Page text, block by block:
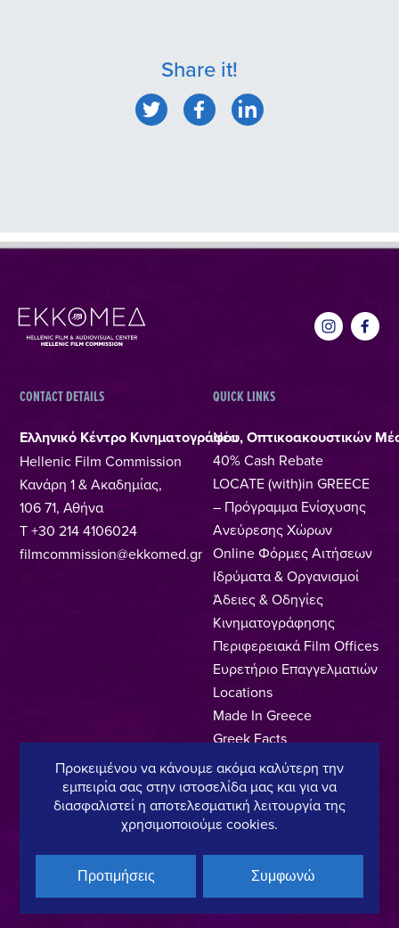
Share it!
CONTACT DETAILS
Ελληνικό Κέντρο Κινηματογράφου, Οπτικοακουστικών
Hellenic Film Commission
Κανάρη 1 & Ακαδημίας,
106 71, Αθήνα
T +30 214 4106024
filmcommission@ekkomed.gr
QUICK LINKS
Νέα
40% Cash Rebate
LOCATE (with)in GREECE
– Πρόγραμμα Ενίσχυσης
Ανεύρεσης Χώρων
Online Φόρμες Αιτήσεων
Ιδρύματα & Οργανισμοί
Άδειες & Οδηγίες
Κινηματογράφησης
Περιφερειακά Film Offices
Ευρετήριο Επαγγελματιών
Locations
Made In Greece
Greek Facts
Επικοινωνία
Copyright © 2025, Hellenic Film & Audiovisual Center
Προκειμένου να κάνουμε ακόμα καλύτερη την
εμπειρία σας στην ιστοσελίδα μας και για να
διασφαλιστεί η αποτελεσματική λειτουργία της
χρησιμοποιούμε cookies.
Προτιμήσεις Συμφωνώ